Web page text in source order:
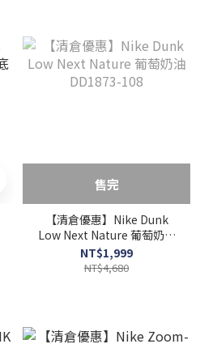
售完
【清倉優惠】Nike Dunk
Low Next Nature 葡萄奶油
DD1873-108
NT$1,999
NT$4,680